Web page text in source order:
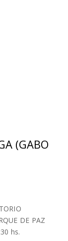
(GABO
DE PAZ
hs.